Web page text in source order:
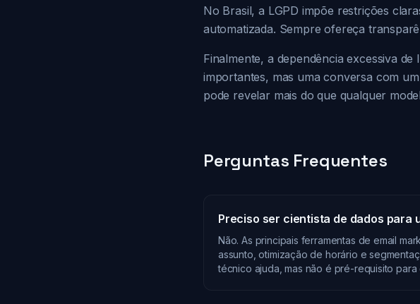
No Brasil, a LGPD impõe restrições
automatizada. Sempre ofereça
Finalmente, a dependência excessiva
importantes, mas uma conversa com
pode revelar mais do que qualquer
Perguntas Frequentes
Preciso ser cientista de dados para
Não. As principais ferramentas de email
assunto, otimização de horário e
técnico ajuda, mas não é pré-requisito para